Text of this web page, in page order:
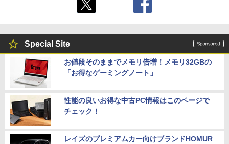
Special Site
お値段そのままでメモリ倍増！メモリ32GBの
「お得なゲーミングノート」
性能の良いお得な中古PC情報はこのページで
チェック！
レイズのプレミアムカー向けブランドHOMUR